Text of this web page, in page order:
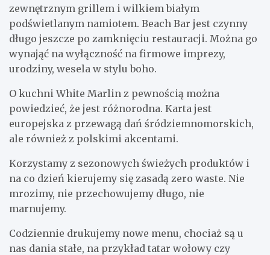
zewnętrznym grillem i wilkiem białym
podświetlanym namiotem. Beach Bar jest czynny
długo jeszcze po zamknięciu restauracji. Można go
wynająć na wyłączność na firmowe imprezy,
urodziny, wesela w stylu boho.
O kuchni White Marlin z pewnością można
powiedzieć, że jest różnorodna. Karta jest
europejska z przewagą dań śródziemnomorskich,
ale również z polskimi akcentami.
Korzystamy z sezonowych świeżych produktów i
na co dzień kierujemy się zasadą zero waste. Nie
mrozimy, nie przechowujemy długo, nie
marnujemy.
Codziennie drukujemy nowe menu, chociaż są u
nas dania stałe, na przykład tatar wołowy czy